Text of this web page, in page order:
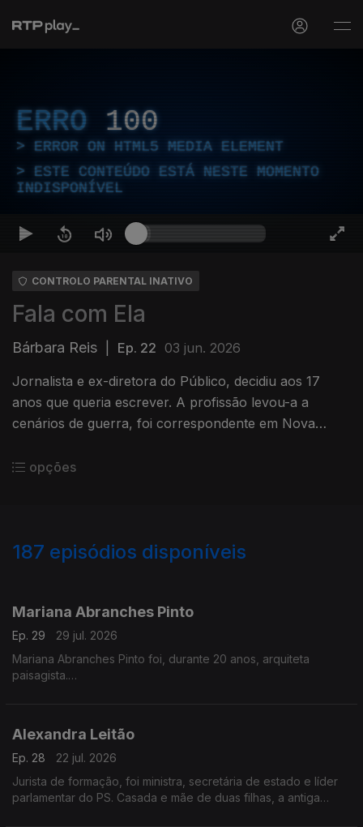
ERRO 100
ERROR ON HTML5 MEDIA ELEMENT
ESTE CONTEÚDO ESTÁ NESTE MOMENTO
INDISPONÍVEL
CONTROLO PARENTAL INATIVO
Fala com Ela
Bárbara Reis Ep. 22 03 jun. 2026
Jornalista e ex-diretora do Público, decidiu aos 17
anos que queria escrever. A profissão levou-a a
cenários de guerra, foi correspondente em Nova
formação a jornalistas.
opções
187 episódios disponíveis
Mariana Abranches Pinto
Ep. 29
29 jul. 2026
Mariana Abranches Pinto foi, durante 20 anos, arquiteta
paisagista.
Alexandra Leitão
Ep. 28
22 jul. 2026
Jurista de formação, foi ministra, secretária de estado e líder
parlamentar do PS. Casada e mãe de duas filhas, a antiga